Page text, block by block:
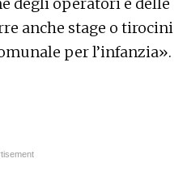
anche stage o tirocini
per l’infanzia».